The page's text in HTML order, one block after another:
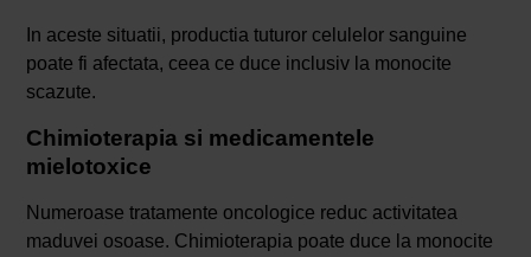
In aceste situatii, productia tuturor celulelor sanguine
poate fi afectata, ceea ce duce inclusiv la monocite
scazute.
Chimioterapia si medicamentele
mielotoxice
Numeroase tratamente oncologice reduc activitatea
maduvei osoase. Chimioterapia poate duce la monocite